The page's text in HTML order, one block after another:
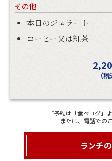
その他
本日のジェラート
コーヒー又は紅茶
（税
ご予約は「食べログ」
または、電話での
ランチ